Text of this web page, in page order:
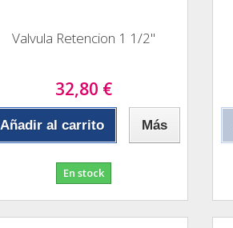
Valvula Retencion 1 1/2"
32,80 €
Añadir al carrito Más
En stock